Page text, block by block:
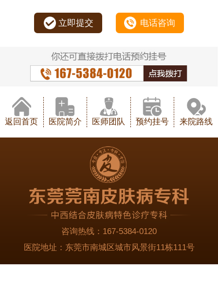
立即提交 电话咨询
返回首页 医院简介 医师团队 预约挂号 来院路线
咨询热线： 167-5384-0120
医院地址： 东莞市南城区城市风景街11栋111号